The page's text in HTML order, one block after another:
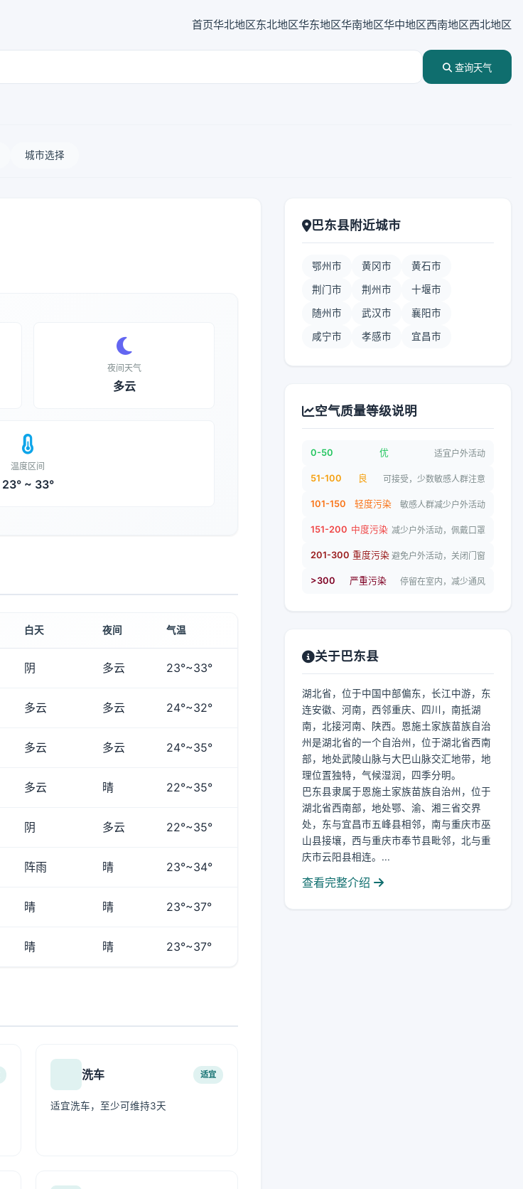
首页华北地区东北地区华东地区华南地区华中地区西南地区西北地区
查询天气
城市选择
夜间天气
多云
温度区间
23° ~ 33°
白天 夜间 气温
阴 多云 23°~33°
多云 多云 24°~32°
多云 多云 24°~35°
多云 晴 22°~35°
阴 多云 22°~35°
阵雨 晴 23°~34°
晴 晴 23°~37°
晴 晴 23°~37°
洗车 适宜
适宜洗车，至少可维持3天
巴东县附近城市
鄂州市 黄冈市 黄石市
荆门市 荆州市 十堰市
随州市 武汉市 襄阳市
咸宁市 孝感市 宜昌市
空气质量等级说明
0-50 优 适宜户外活动
51-100 良 可接受，少数敏感人群注意
101-150 轻度污染 敏感人群减少户外活动
151-200 中度污染 减少户外活动，佩戴口罩
201-300 重度污染 避免户外活动，关闭门窗
>300 严重污染 停留在室内，减少通风
关于巴东县
湖北省，位于中国中部偏东，长江中游，东
连安徽、河南，西邻重庆、四川，南抵湖
南，北接河南、陕西。恩施土家族苗族自治
州是湖北省的一个自治州，位于湖北省西南
部，地处武陵山脉与大巴山脉交汇地带，地
理位置独特，气候湿润，四季分明。
巴东县隶属于恩施土家族苗族自治州，位于
湖北省西南部，地处鄂、渝、湘三省交界
处，东与宜昌市五峰县相邻，南与重庆市巫
山县接壤，西与重庆市奉节县毗邻，北与重
庆市云阳县相连。...
查看完整介绍